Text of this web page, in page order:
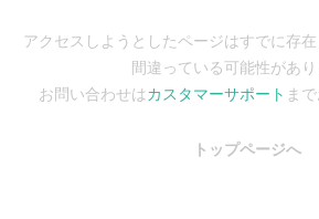
アクセスしようとしたページはすでに存
間違っている可能性があり
お問い合わせはカスタマーサポート ま
トップページへ